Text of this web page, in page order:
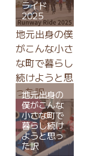
ライド
2025
地元出身の僕
がこんな小さ
な町で暮らし
続けようと思
った訳
地元出身の
僕がこんな
小さな町で
暮らし続け
ようと思っ
た訳